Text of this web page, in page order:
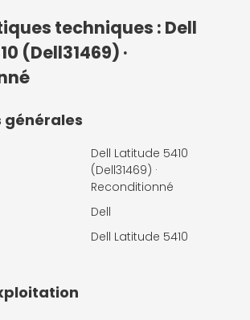
techniques : Dell
(Dell31469) ·
Dell Latitude 5410
(Dell31469) ·
Reconditionné
Dell
Dell Latitude 5410